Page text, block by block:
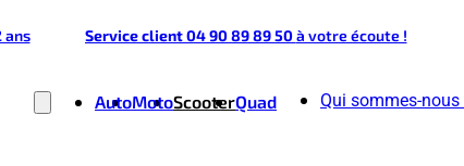
ans Service client 04 90 89 89 50à votre écoute !
AutoMotoScooterQuad Qui sommes-nous